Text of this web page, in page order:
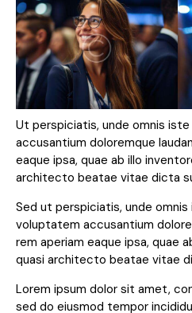
Ut perspiciatis, unde omnis
accusantium doloremque
eaque ipsa, quae ab illo
architecto beatae vitae dicta
Sed ut perspiciatis, unde
voluptatem accusantium
rem aperiam eaque ipsa, quae
quasi architecto beatae vitae
Lorem ipsum dolor sit amet,
sed do eiusmod tempor